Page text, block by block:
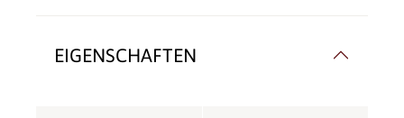
EIGENSCHAFTEN